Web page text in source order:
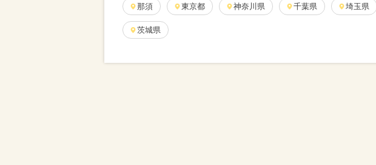
那須 東京都 神奈川県 千葉県 埼玉県
茨城県